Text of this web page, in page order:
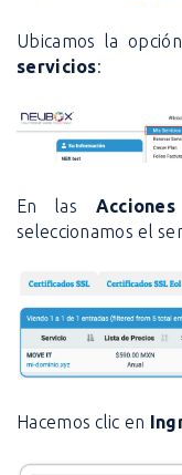
Ubicamos la opción
servicios:
En las Acciones
seleccionamos el
Hacemos clic en